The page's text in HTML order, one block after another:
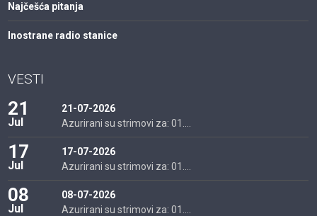
Najčešća pitanja
Inostrane radio stanice
VESTI
21
Jul
21-07-2026
Azurirani su strimovi za: 01....
17
Jul
17-07-2026
Azurirani su strimovi za: 01....
08
Jul
08-07-2026
Azurirani su strimovi za: 01....